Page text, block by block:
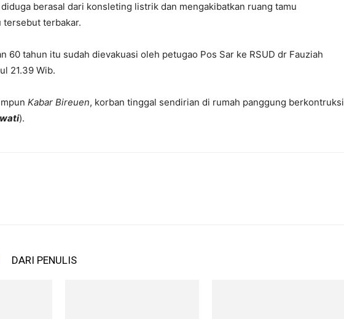
berasal dari konsleting listrik dan mengakibatkan ruang tamu
terbakar.
60 tahun itu sudah dievakuasi oleh petugao Pos Sar ke RSUD dr Fauziah
21.39 Wib.
Kabar Bireuen, korban tinggal sendirian di rumah panggung berkontruksi
).
DARI PENULIS